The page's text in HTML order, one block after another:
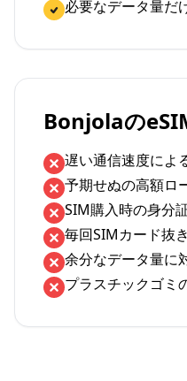
必要なデータ量だ
Bonjolaの
遅い通信速度によ
予期せぬの高額ロ
SIM購入時の身分
毎回SIMカード抜
余分なデータ量に
プラスチックゴミ